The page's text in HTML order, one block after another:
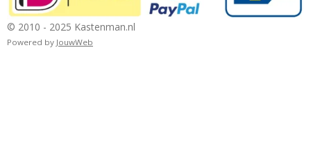
© 2010 - 2025 Kastenman.nl
Powered by JouwWeb